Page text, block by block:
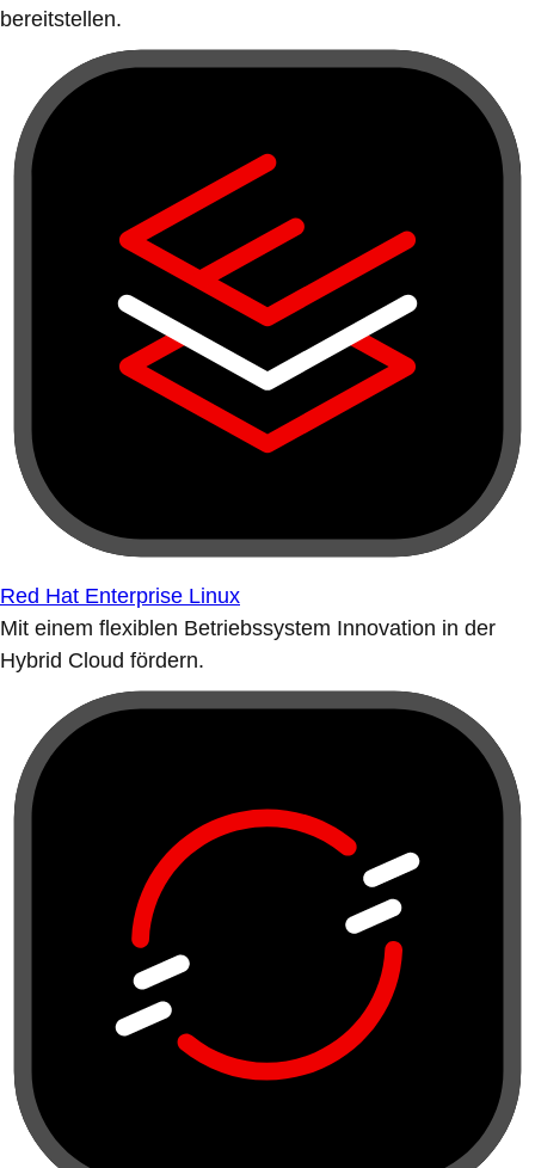
bereitstellen.
Red Hat Enterprise Linux
Mit einem flexiblen Betriebssystem Innovation in der
Hybrid Cloud fördern.